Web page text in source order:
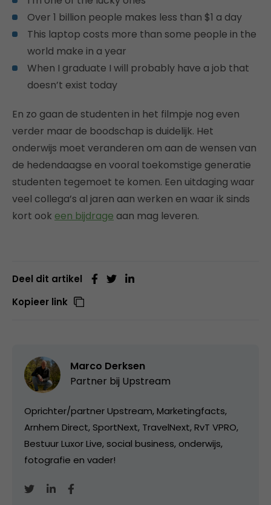
Over 1 billion people makes less than $1 a day
This laptop costs more than some people in the
world make in a year
When I graduate I will probably have a job that
doesn’t exist today
En zo gaan de studenten in het filmpje nog even
verder maar de boodschap is duidelijk. Het
onderwijs moet veranderen om aan de wensen van
de hedendaagse en vooral toekomstige generatie
studenten tegemoet te komen. Een uitdaging waar
veel collega’s al jaren aan werken en waar ik sinds
kort ook een bijdrage aan mag leveren.
Deel dit artikel
Kopieer link
Marco Derksen
Partner bij Upstream
Oprichter/partner Upstream, Marketingfacts,
Arnhem Direct, SportNext, TravelNext, RvT VPRO,
Bestuur Luxor Live, social business, onderwijs,
fotografie en vader!